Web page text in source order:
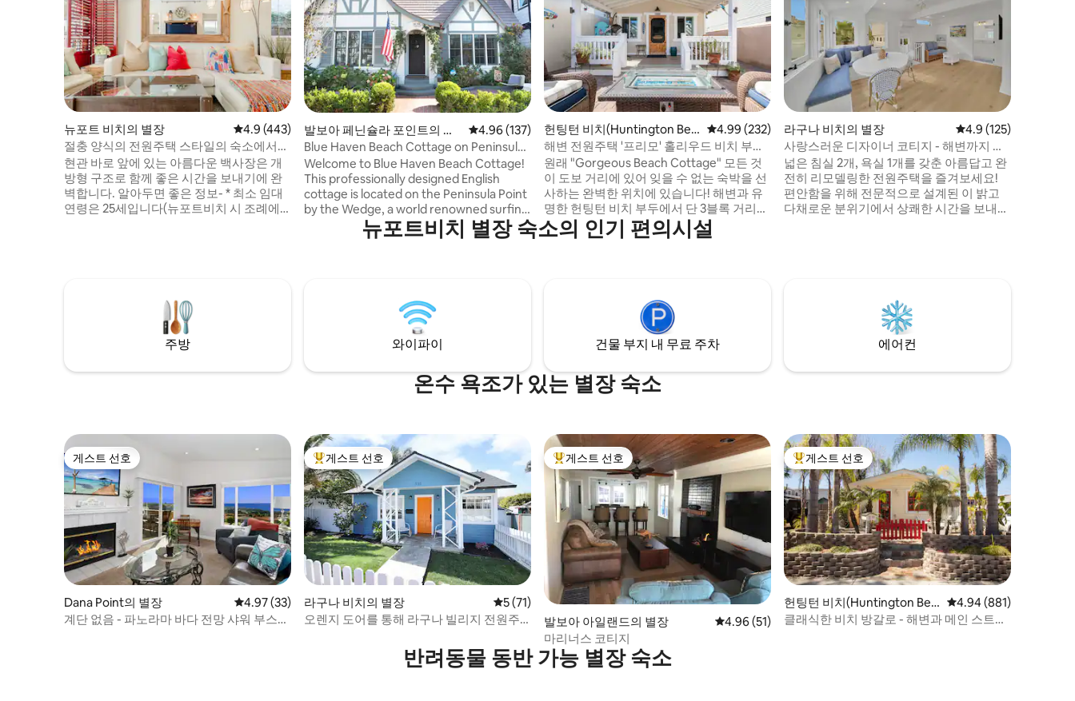
뉴포트 비치의 별장 평점 4.9점(5점 만점), 후기 443개
4.9 (443)
절충 양식의 전원주택 스타일의 숙소에서
해변으로 산책을 떠나보세요
현관 바로 앞에 있는 아름다운 백사장은 개
방형 구조로 함께 좋은 시간을 보내기에 완
벽합니다. 알아두면 좋은 정보- * 최소 임대
연령은 25세입니다(뉴포트비치 시 조례에
도 소리를 들을 수 있을 만큼 해변에서 충분
히 가깝고 교통 소음이 들리지 않을 만큼 발
다. 프론트 하우스 - 침실 2개/욕실 1개 비치
륭한 중심지에 있습니다. 프런트 룸에서 바
라보는 멋진 바다 전망. 편안한 책상에 앉아
해변의 전망을 감상하거나, 파도를 확인하
거나, 요트 레가타를 보거나, 사람들을 구경
하세요. 침실 1 - 킹사이즈 침대 침실 2 - 퀸사
이즈 침대 및 트윈 침대 좌석 공간, 바비큐,
온수 야외 샤워기가 있는 뒷 파티오. 해변용
의자, 우산, 해변용 수건, 부기 보드, 모래 장
난감을 이용하실 수 있습니다. 뒤쪽 파티오
에 있는 세탁기/건조기. 저희는 여행하는 동
안 숙소를 임대하지만 전화나 문자로 언제
든 연락 가능합니다. 저희 이웃은 관리인으
로 매주 식물에 물을 주고 쓰레기를 버리기
발보아 페닌슐라 포인트의 별
장
평점 4.96점(5점 만점), 후기 137개
4.96 (137)
Blue Haven Beach Cottage on Peninsula
Point
Welcome to Blue Haven Beach Cottage!
This professionally designed English
cottage is located on the Peninsula Point
by the Wedge, a world renowned surfing
location. Our cottage offers all the
luxuries of a modern home while still
this stylish sanctuary...but if you do,
golden beaches, countless eateries and
chic boutiques are right outside your
헌팅턴 비치(Huntington Bea
ch)의 별장
평점 4.99점(5점 만점), 후기 232개
4.99 (232)
해변 전원주택 '프리모' 홀리우드 비치 부두
까지 3블록!
원래 "Gorgeous Beach Cottage" 모든 것
이 도보 거리에 있어 잊을 수 없는 숙박을 선
사하는 완벽한 위치에 있습니다! 해변과 유
명한 헌팅턴 비치 부두에서 단 3블록 거리에
있습니다. 메인 스트리트까지 1블록 걸어서
레스토랑, 상점, 바, 엔터테인먼트를 즐길 수
편안하게 머물 수 있습니다. 해변과 서핑을
즐기세요. 비치 타월, 의자, 파라솔을 제공합
니다. 여러분만의 오아시스!
라구나 비치의 별장 평점 4.9점(5점 만점),
4.9 (125)
사랑스러운 디자이너 코티지 - 해변까지 도
보 3분!
넓은 침실 2개, 욕실 1개를 갖춘 아름답고 완
전히 리모델링한 전원주택을 즐겨보세요!
편안함을 위해 전문적으로 설계된 이 밝고
다채로운 분위기에서 상쾌한 시간을 보내세
입니다. 이 환상적인 위치에서 라구나가 제
공하는 모든 것을 쉽게 즐길 수 있습니다. 행
복이 여러분을 기다리고 있습니다.
뉴포트비치 별장 숙소의 인기 편의시설
주방 와이파이 건물 부지 내 무료 주차 에어컨
온수 욕조가 있는 별장 숙소
게스트 선호
게스트 선호
Dana Point의 별장 평점 4.97점(5점 만점), 후기 33개
4.97 (33)
계단 없음 - 파노라마 바다 전망 샤워 부스가
상위 게스트 선호
게스트 선호
라구나 비치의 별장 평점 5점(5점 만점), 후기 71개
5 (71)
오렌지 도어를 통해 라구나 빌리지 전원주
상위 게스트 선호
게스트 선호
발보아 아일랜드의 별장 평점 4.96점(5점 만점), 후기 51개
4.96 (51)
마리너스 코티지
상위 게스트 선호
게스트 선호
헌팅턴 비치(Huntington Bea
ch)의 별장
평점 4.94점(5점 만점),
4.94 (881)
클래식한 비치 방갈로 - 해변과 메인 스트리
반려동물 동반 가능 별장 숙소